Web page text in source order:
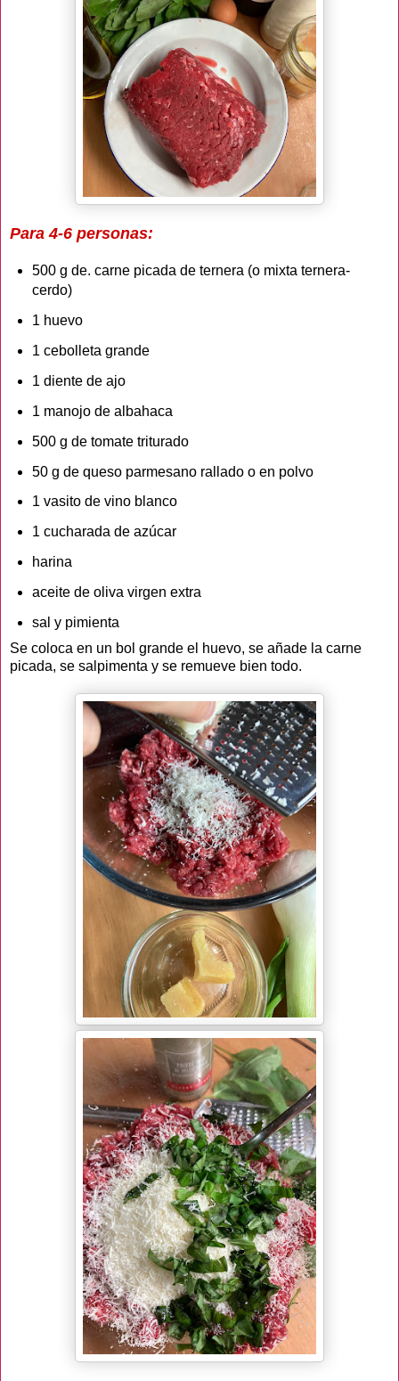
Para 4-6 personas:
500 g de. carne picada de ternera (o mixta ternera-
cerdo)
1 huevo
1 cebolleta grande
1 diente de ajo
1 manojo de albahaca
500 g de tomate triturado
50 g de queso parmesano rallado o en polvo
1 vasito de vino blanco
1 cucharada de azúcar
harina
aceite de oliva virgen extra
sal y pimienta
Se coloca en un bol grande el huevo, se añade la carne
picada, se salpimenta y se remueve bien todo.